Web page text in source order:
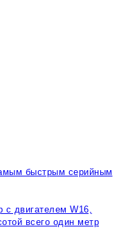
быстрым серийным
двигателем W16,
всего один метр